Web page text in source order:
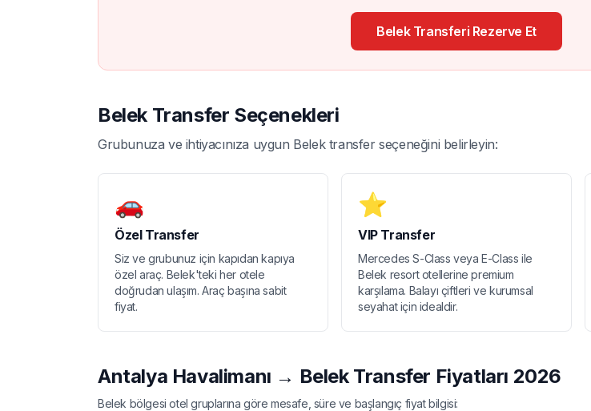
Belek Transferi Rezerve Et
Belek Transfer Seçenekleri
Grubunuza ve ihtiyacınıza uygun Belek transfer seçeneğini belirleyin:
🚗
Özel Transfer
Siz ve grubunuz için kapıdan kapıya
özel araç. Belek'teki her otele
doğrudan ulaşım. Araç başına sabit
fiyat.
⭐
VIP Transfer
Mercedes S-Class veya E-Class ile
Belek resort otellerine premium
karşılama. Balayı çiftleri ve kurumsal
seyahat için idealdir.
Antalya Havalimanı → Belek Transfer Fiyatları 2026
Belek bölgesi otel gruplarına göre mesafe, süre ve başlangıç fiyat bilgisi: